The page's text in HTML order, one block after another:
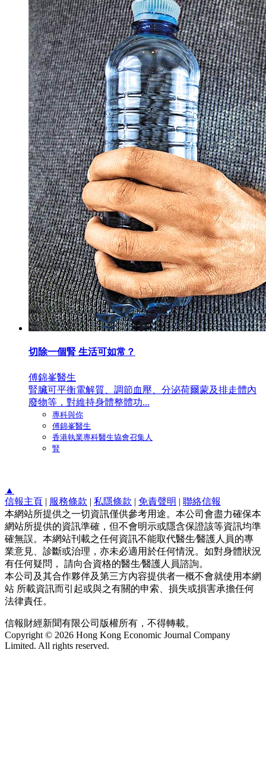
切除一個腎 生活可如常？
傅錦峯醫生
腎臟可平衡電解質、調節血壓、分泌荷爾蒙及排走體內
廢物等，對維持身體整體功...
專科與你
傅錦峯醫生
香港執業專科醫生協會召集人
腎
▲
信報主頁 | 服務條款 | 私隱條款 | 免責聲明 | 聯絡信報
本網站所提供之一切資訊僅供參考用途。本公司會盡力確保本
網站所提供的資訊準確，但不會明示或隱含保證該等資訊均準
確無誤。本網站刊載之任何資訊不能取代醫生∕醫護人員的專
業意見、診斷或治理，亦未必適用於任何情況。如對身體狀況
有任何疑問， 請向合資格的醫生∕醫護人員諮詢。
本公司及其合作夥伴及第三方內容提供者一概不會就使用本網
站 所載資訊而引起或與之有關的申索、損失或損害承擔任何
法律責任。
信報財經新聞有限公司版權所有，不得轉載。
Copyright © 2026 Hong Kong Economic Journal Company
Limited. All rights reserved.